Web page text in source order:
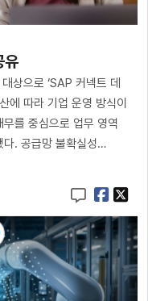
유
상으로 ‘SAP 커넥트 데
에 따라 기업 운영 방식이
를 중심으로 업무 영역
다. 공급망 불확실성…